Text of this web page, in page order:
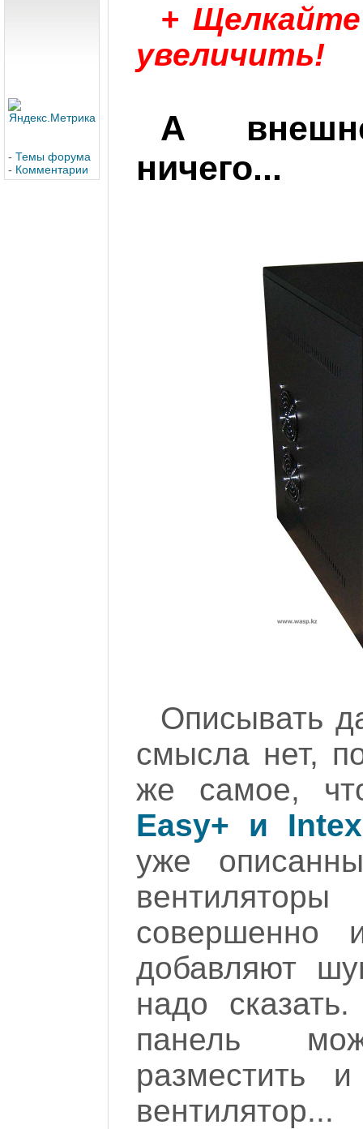
- Темы форума
- Комментарии
+
увеличить!
А
ничего...
Описывать
смысла нет,
же самое,
Easy+ и
уже
совершенно
добавляют
надо
панель
вентилятор...